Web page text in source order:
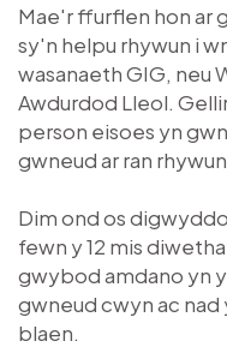
Mae'r ffurflen hon
sy'n helpu rhywun i
wasanaeth GIG, neu
Awdurdod Lleol.
person eisoes yn
gwneud ar ran
Dim ond os
fewn y 12 mis
gwybod amdano yn
gwneud cwyn ac
blaen.